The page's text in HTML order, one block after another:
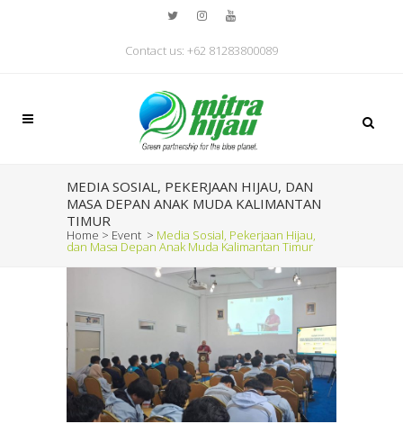
Contact us: +62 81283800089
MEDIA SOSIAL, PEKERJAAN HIJAU, DAN
MASA DEPAN ANAK MUDA KALIMANTAN
TIMUR
Home > Event > Media Sosial, Pekerjaan Hijau,
dan Masa Depan Anak Muda Kalimantan Timur